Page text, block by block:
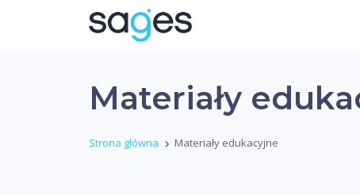
Materiały
Strona główna Materiały edukacyjne